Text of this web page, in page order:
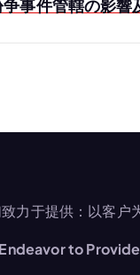
事件管轄の影響
力于提供：以客户
to